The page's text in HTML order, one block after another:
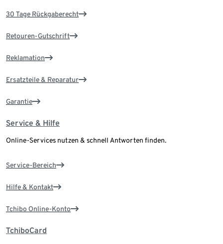
30 Tage Rückgaberecht
Retouren-Gutschrift
Reklamation
Ersatzteile & Reparatur
Garantie
Service & Hilfe
Online-Services nutzen & schnell Antworten finden.
Service-Bereich
Hilfe & Kontakt
Tchibo Online-Konto
TchiboCard